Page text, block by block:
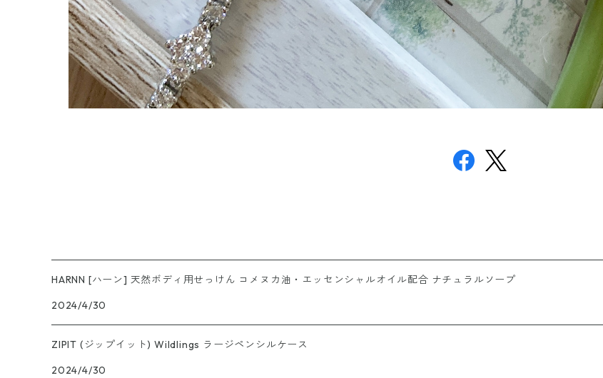
HARNN [ハーン] 天然ボディ用せっけん コメヌカ油・エッセンシャルオイル配合 ナチュラルソープ
2024/4/30
ZIPIT (ジップイット) Wildlings ラージペンシルケース
2024/4/30